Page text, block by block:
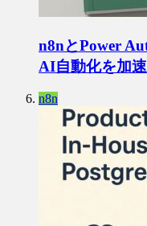
n8nとPower
AI自動化を加
n8n